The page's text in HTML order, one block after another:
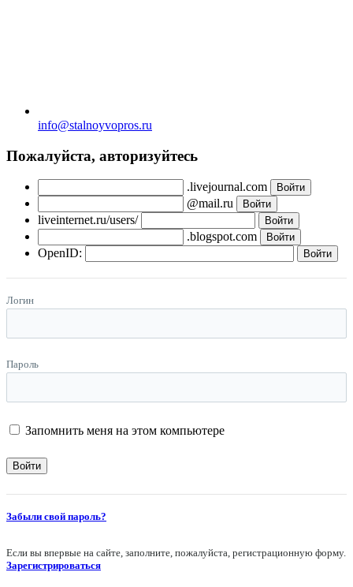
info@stalnoyvopros.ru
Пожалуйста, авторизуйтесь
.livejournal.com
@mail.ru
liveinternet.ru/users/
.blogspot.com
OpenID:
Логин
Пароль
Запомнить меня на этом компьютере
Забыли свой пароль?
Если вы впервые на сайте, заполните, пожалуйста, регистрационную форму.
Зарегистрироваться